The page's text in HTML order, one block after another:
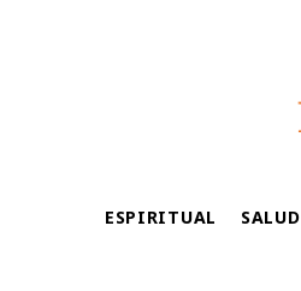
ESPIRITUAL SALUD